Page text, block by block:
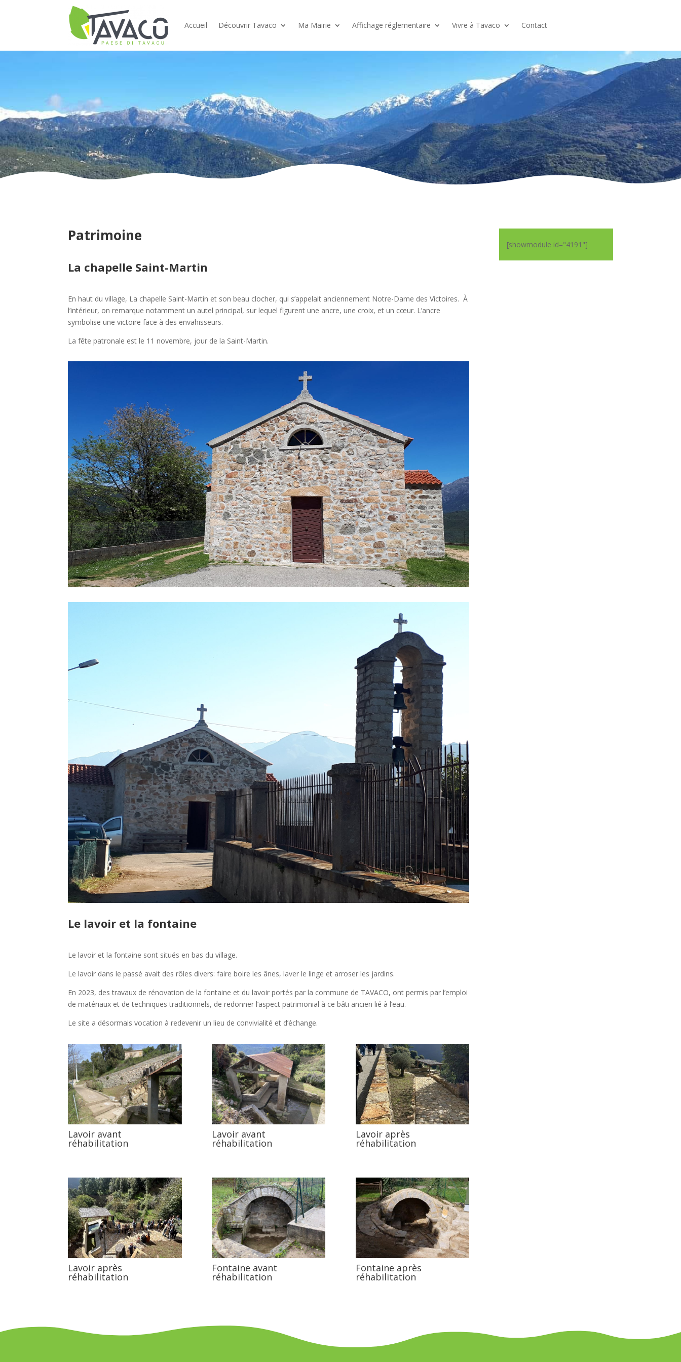
Accueil Découvrir Tavaco Ma Mairie Affichage réglementaire Vivre à Tavaco Contact
Patrimoine
La chapelle Saint-Martin
En haut du village, La chapelle Saint-Martin et son beau clocher, qui s’appelait anciennement Notre-Dame des Victoires. À
l’intérieur, on remarque notamment un autel principal, sur lequel figurent une ancre, une croix, et un cœur. L’ancre
symbolise une victoire face à des envahisseurs.
La fête patronale est le 11 novembre, jour de la Saint-Martin.
Le lavoir et la fontaine
Le lavoir et la fontaine sont situés en bas du village.
Le lavoir dans le passé avait des rôles divers: faire boire les ânes, laver le linge et arroser les jardins.
En 2023, des travaux de rénovation de la fontaine et du lavoir portés par la commune de TAVACO, ont permis par l’emploi
de matériaux et de techniques traditionnels, de redonner l’aspect patrimonial à ce bâti ancien lié à l’eau.
Le site a désormais vocation à redevenir un lieu de convivialité et d’échange.
Lavoir avant
réhabilitation
Lavoir avant
réhabilitation
Lavoir après
réhabilitation
Lavoir après
réhabilitation
Fontaine avant
réhabilitation
Fontaine après
réhabilitation
[showmodule id="4191"]